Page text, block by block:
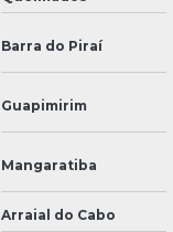
Barra do Piraí
Guapimirim
Mangaratiba
Arraial do Cabo